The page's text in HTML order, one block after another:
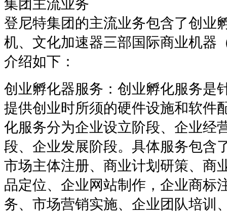
集团主流业务
登尼特集团的主流业务包含了创业
机、文化加速器三部国际商业机器
介绍如下：
创业孵化器服务：创业孵化服务是
提供创业时所须的硬件设施和软件
化服务分为企业设立阶段、企业经
段、企业发展阶段。具体服务包含
市场主体注册、商业计划研策、商
品定位、企业网站制作，企业商标
务、市场营销实施、企业团队培训